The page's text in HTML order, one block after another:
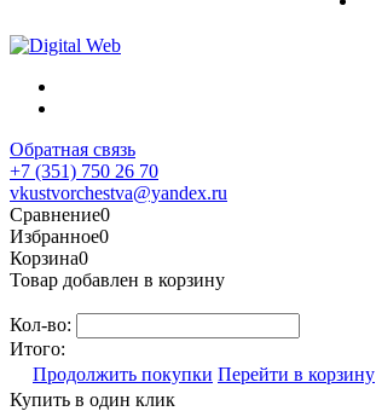
Обратная связь
+7 (351) 750 26 70
vkustvorchestva@yandex.ru
Сравнение0
Избранное0
Корзина0
Товар добавлен в корзину
Кол-во:
Итого:
Продолжить покупки Перейти в корзину
Купить в один клик